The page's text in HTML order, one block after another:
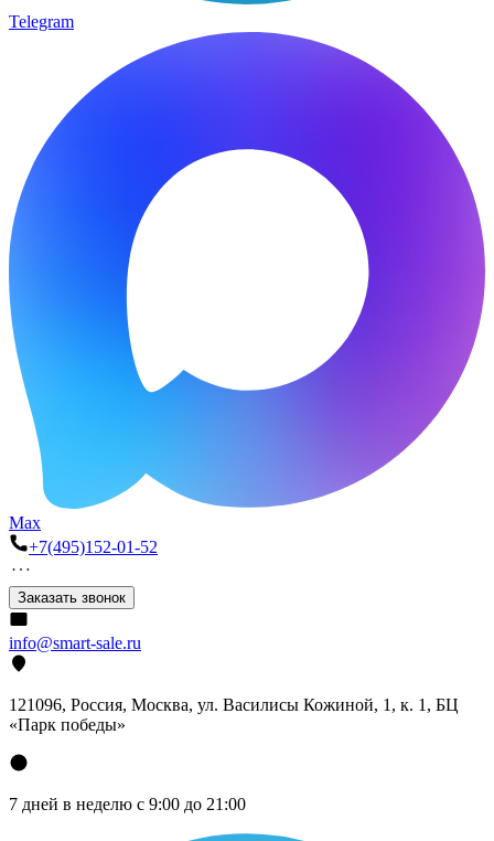
Telegram
Max
+7(495)152-01-52
Заказать звонок
info@smart-sale.ru
121096, Россия, Москва, ул. Василисы Кожиной, 1, к. 1, БЦ
«Парк победы»
7 дней в неделю с 9:00 до 21:00